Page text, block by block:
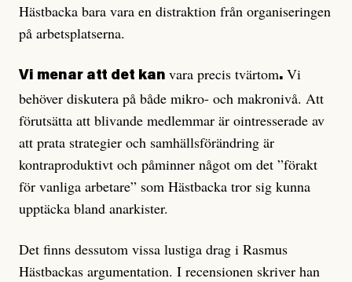
Hästbacka bara vara en distraktion från organiseringen
på arbetsplatserna.
Vi menar att det kan vara precis tvärtom. Vi
behöver diskutera på både mikro- och makronivå. Att
förutsätta att blivande medlemmar är ointresserade av
att prata strategier och samhällsförändring är
kontraproduktivt och påminner något om det ”förakt
för vanliga arbetare” som Hästbacka tror sig kunna
upptäcka bland anarkister.
Det finns dessutom vissa lustiga drag i Rasmus
Hästbackas argumentation. I recensionen skriver han